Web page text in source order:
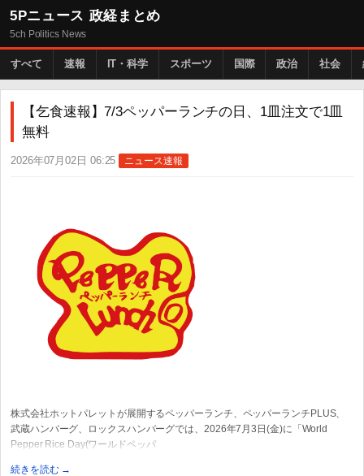
5Pニュース 政経まとめ
5ch Politics News
すべて 速報 IT・科学 スポーツ 国際 政治 社会
【乞食速報】7/3ペッパーランチの日、1皿注文で1皿
無料
2026年07月02日 06:25 ニュース速報
株式会社ホットパレットが展開するペッパーランチ、ペッパーランチPLUS、
武蔵ハンバーグ、ロックスハンバーグでは、2026年7月3日(金)に「World
Pepper Rice Day(ワールドペッパ
続きを読む →